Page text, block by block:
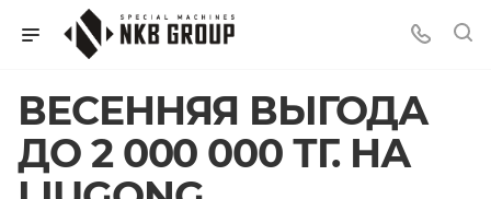
ВЕСЕННЯЯ ВЫГОДА
ДО 2 000 000 ТГ. НА